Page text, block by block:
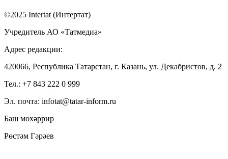
©2025 Intertat (Интертат)
Учредитель АО «Татмедиа»
Адрес редакции:
420066, Республика Татарстан, г. Казань, ул. Декабристов, д. 2
Тел.: +7 843 222 0 999
Эл. почта: infotat@tatar-inform.ru
Баш мөхәррир
Рөстәм Гәрәев